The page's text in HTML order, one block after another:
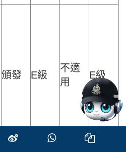
頒發 E級
不適
用
E級